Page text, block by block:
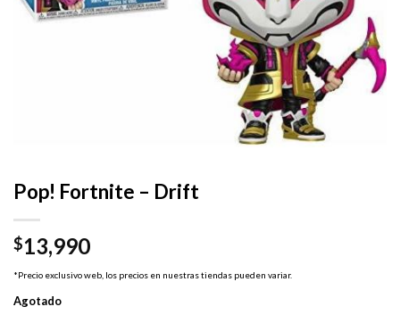
Pop! Fortnite – Drift
$13,990
*Precio exclusivo web, los precios en nuestras tiendas pueden variar.
Agotado